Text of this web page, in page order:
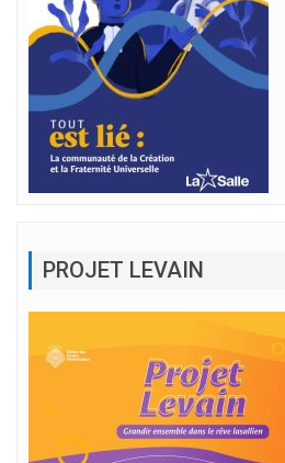
PROJET LEVAIN